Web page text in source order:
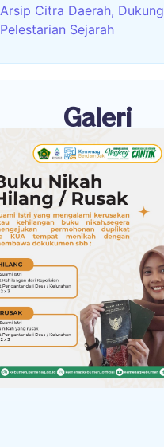
Arsip Citra Daerah, Dukung
Pelestarian Sejarah
Galeri